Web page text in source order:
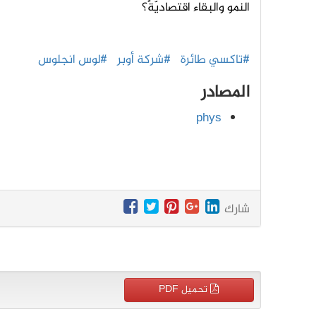
النمو والبقاء اقتصاديّةً؟
#تاكسي طائرة #شركة أوبر #لوس انجلوس
المصادر
phys
شارك
تحميل PDF